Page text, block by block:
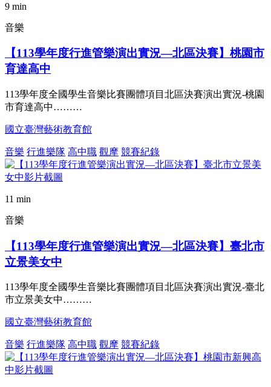
9 min
音樂
【113學年度行進管樂演出實況—北區決賽】桃園市
育達高中
113學年度全國學生音樂比賽團體項目北區決賽演出實況-桃園
市育達高中………
國立臺灣藝術教育館
音樂 行進樂隊 高中職 觀摩 競賽紀錄
11 min
音樂
【113學年度行進管樂演出實況—北區決賽】臺北市
立景美女中
113學年度全國學生音樂比賽團體項目北區決賽演出實況-臺北
市立景美女中………
國立臺灣藝術教育館
音樂 行進樂隊 高中職 觀摩 競賽紀錄